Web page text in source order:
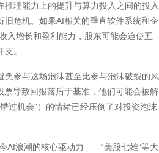
理能力上的提升与算力投入之间的投入
旧危机。如果AI相关的垂直软件系统和企
入增长和盈利能力，股东可能会迫使五
。
免参与这场泡沫甚至比参与泡沫破裂的风
票导致回报落后于基准，他们可能会被解
过机会"）的情绪已经压倒了对投资泡沫
AI浪潮的核心驱动力——“美股七雄”等大